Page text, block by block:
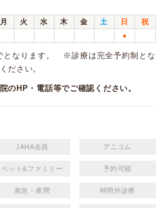
月 火 水 木 金 土 日
祝
●
となります。 ※診療は完全予約制とな
ださい。
のHP・電話等でご確認ください。
JAHA会員 アニコム
ペット&ファミリー 予約可能
救急・夜間 時間外診療